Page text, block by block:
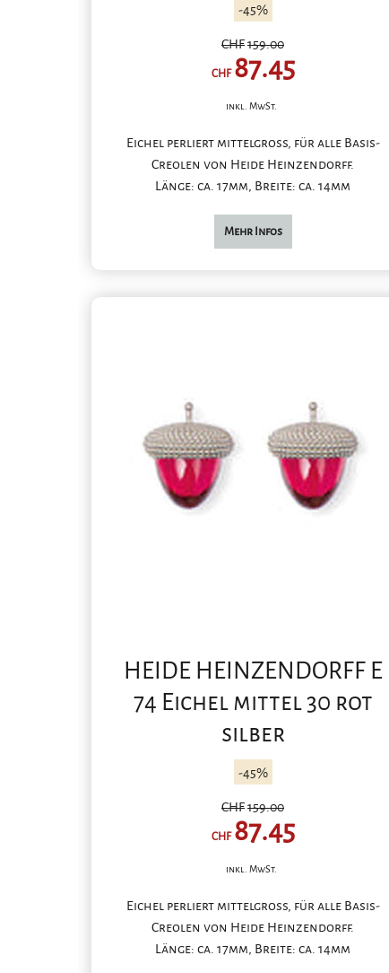
-45%
CHF159.00
CHF 87.45
inkl. MwSt.
Eichel perliert mittelgross, für alle Basis-
Creolen von Heide Heinzendorff.
Länge: ca. 17mm, Breite: ca. 14mm
Mehr Infos
HEIDE HEINZENDORFF E
74 Eichel mittel 30 rot
silber
-45%
CHF159.00
CHF 87.45
inkl. MwSt.
Eichel perliert mittelgross, für alle Basis-
Creolen von Heide Heinzendorff.
Länge: ca. 17mm, Breite: ca. 14mm